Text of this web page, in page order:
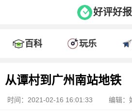
好评好
百科 玩乐
从谭村到广州南站地铁
时间：2021-02-16 16:01:33 编辑：